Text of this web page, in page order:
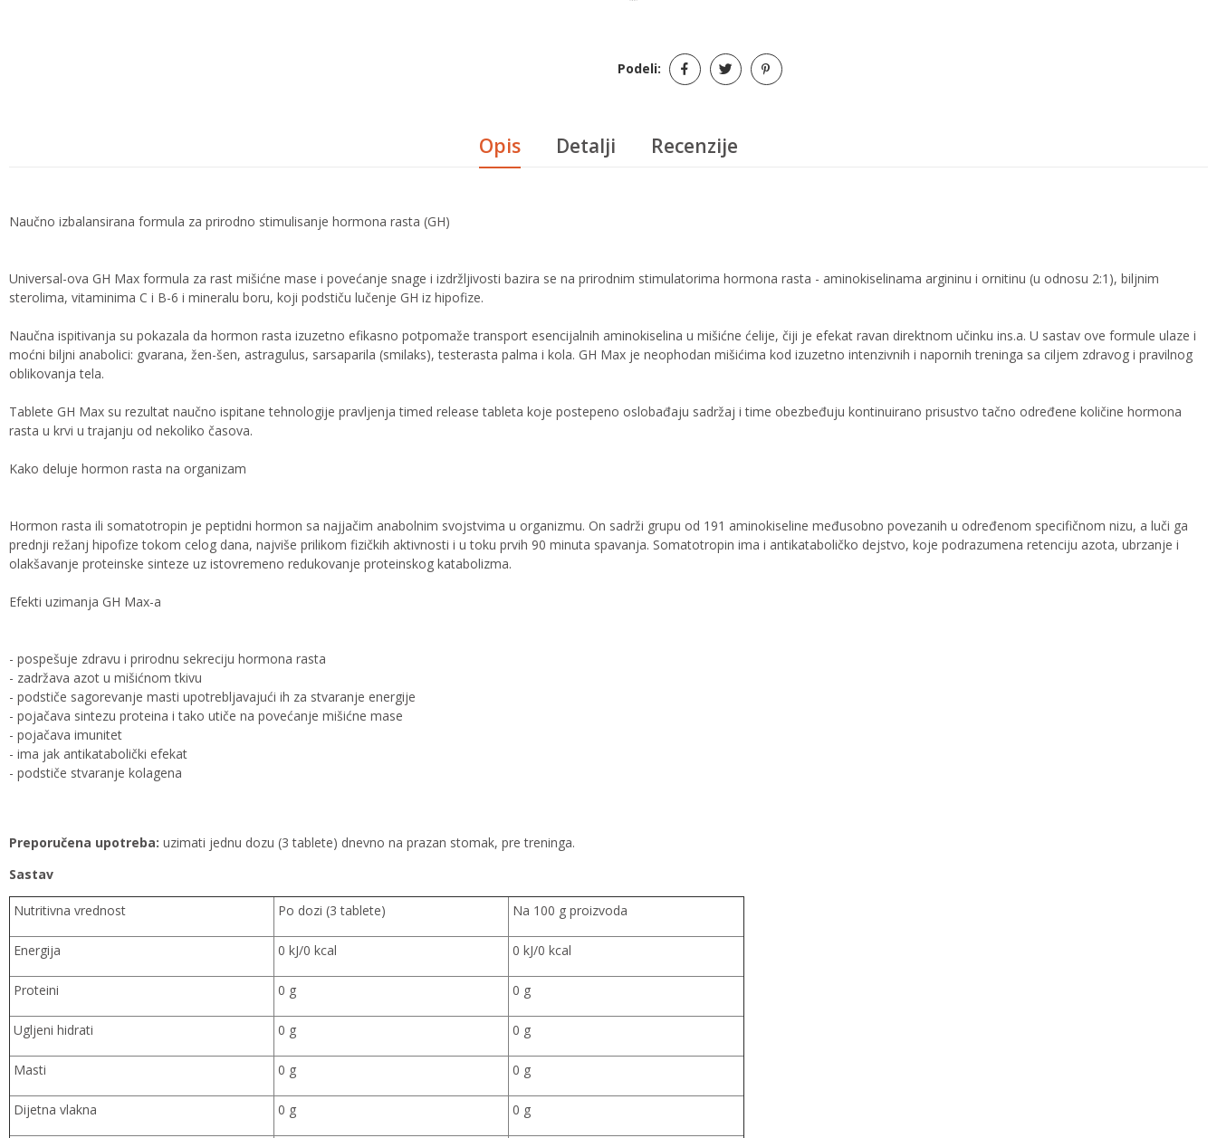
Podeli:
Opis Detalji Recenzije
Naučno izbalansirana formula za prirodno stimulisanje hormona rasta (GH)
Universal-ova GH Max formula za rast mišićne mase i povećanje snage i izdržljivosti bazira se na prirodnim stimulatorima hormona rasta - aminokiselinama argininu i ornitinu (u odnosu 2:1), biljnim
sterolima, vitaminima C i B-6 i mineralu boru, koji podstiču lučenje GH iz hipofize.
Naučna ispitivanja su pokazala da hormon rasta izuzetno efikasno potpomaže transport esencijalnih aminokiselina u mišićne ćelije, čiji je efekat ravan direktnom učinku ins.a. U sastav ove formule ulaze i
moćni biljni anabolici: gvarana, žen-šen, astragulus, sarsaparila (smilaks), testerasta palma i kola. GH Max je neophodan mišićima kod izuzetno intenzivnih i napornih treninga sa ciljem zdravog i pravilnog
oblikovanja tela.
Tablete GH Max su rezultat naučno ispitane tehnologije pravljenja timed release tableta koje postepeno oslobađaju sadržaj i time obezbeđuju kontinuirano prisustvo tačno određene količine hormona
rasta u krvi u trajanju od nekoliko časova.
Kako deluje hormon rasta na organizam
Hormon rasta ili somatotropin je peptidni hormon sa najjačim anabolnim svojstvima u organizmu. On sadrži grupu od 191 aminokiseline međusobno povezanih u određenom specifičnom nizu, a luči ga
prednji režanj hipofize tokom celog dana, najviše prilikom fizičkih aktivnosti i u toku prvih 90 minuta spavanja. Somatotropin ima i antikataboličko dejstvo, koje podrazumena retenciju azota, ubrzanje i
olakšavanje proteinske sinteze uz istovremeno redukovanje proteinskog katabolizma.
Efekti uzimanja GH Max-a
- pospešuje zdravu i prirodnu sekreciju hormona rasta
- zadržava azot u mišićnom tkivu
- podstiče sagorevanje masti upotrebljavajući ih za stvaranje energije
- pojačava sintezu proteina i tako utiče na povećanje mišićne mase
- pojačava imunitet
- ima jak antikatabolički efekat
- podstiče stvaranje kolagena
Preporučena upotreba: uzimati jednu dozu (3 tablete) dnevno na prazan stomak, pre treninga.
Sastav
Nutritivna vrednost Po dozi (3 tablete) Na 100 g proizvoda
Energija 0 kJ/0 kcal 0 kJ/0 kcal
Proteini 0 g 0 g
Ugljeni hidrati 0 g 0 g
Masti 0 g 0 g
Dijetna vlakna 0 g 0 g